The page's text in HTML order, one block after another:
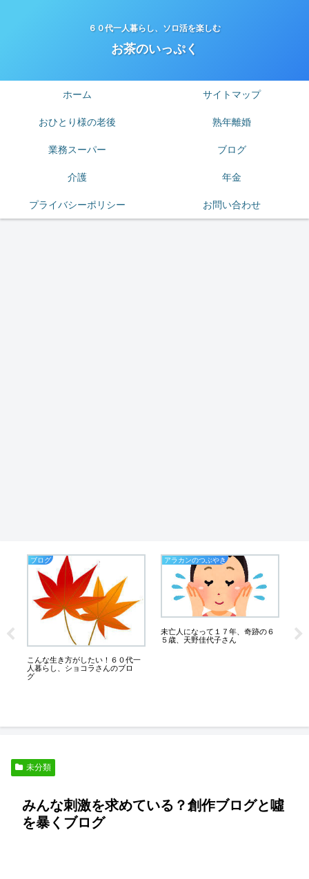
６０代一人暮らし、ソロ活を楽しむ
お茶のいっぷく
ホーム サイトマップ
おひとり様の老後 熟年離婚
業務スーパー ブログ
介護 年金
プライバシーポリシー お問い合わせ
ブログ
こんな生き方がしたい！６０代一
人暮らし、ショコラさんのブロ
グ
アラカンのつぶやき
未亡人になって１７年、奇跡の６
５歳、天野佳代子さん
奇
未分類
みんな刺激を求めている？創作ブログと噓
を暴くブログ